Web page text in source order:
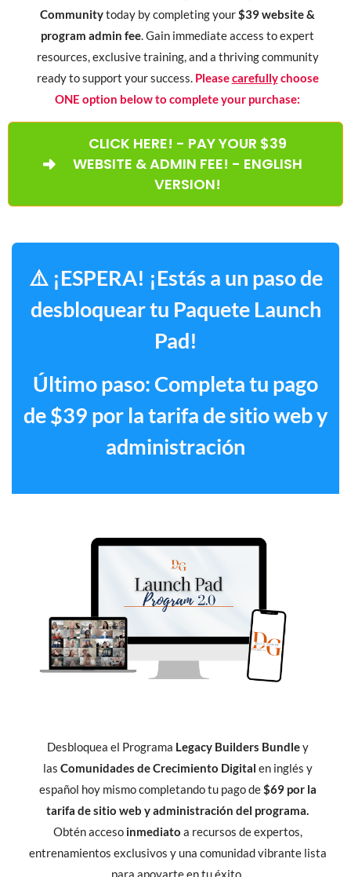
Communitytoday by completing your$39 website &
program admin fee. Gain immediate access to expert
resources, exclusive training, and a thriving community
ready to support your success. Pleasecarefullychoose
ONE option below to complete your purchase:
CLICK HERE! - PAY YOUR $39
WEBSITE & ADMIN FEE! - ENGLISH
VERSION!
⚠️ ¡ESPERA! ¡Estás a un paso de
desbloquear tu Paquete Launch
Pad!
Último paso: Completa tu pago
de $39 por la tarifa de sitio web y
administración
Desbloquea el Programa Legacy Builders Bundley
las Comunidades de Crecimiento Digital en inglés y
español hoy mismo completando tu pago de$69 por la
tarifa de sitio web y administración del programa.
Obtén acceso inmediato a recursos de expertos,
entrenamientos exclusivos y una comunidad vibrante lista
para apoyarte en tu éxito.